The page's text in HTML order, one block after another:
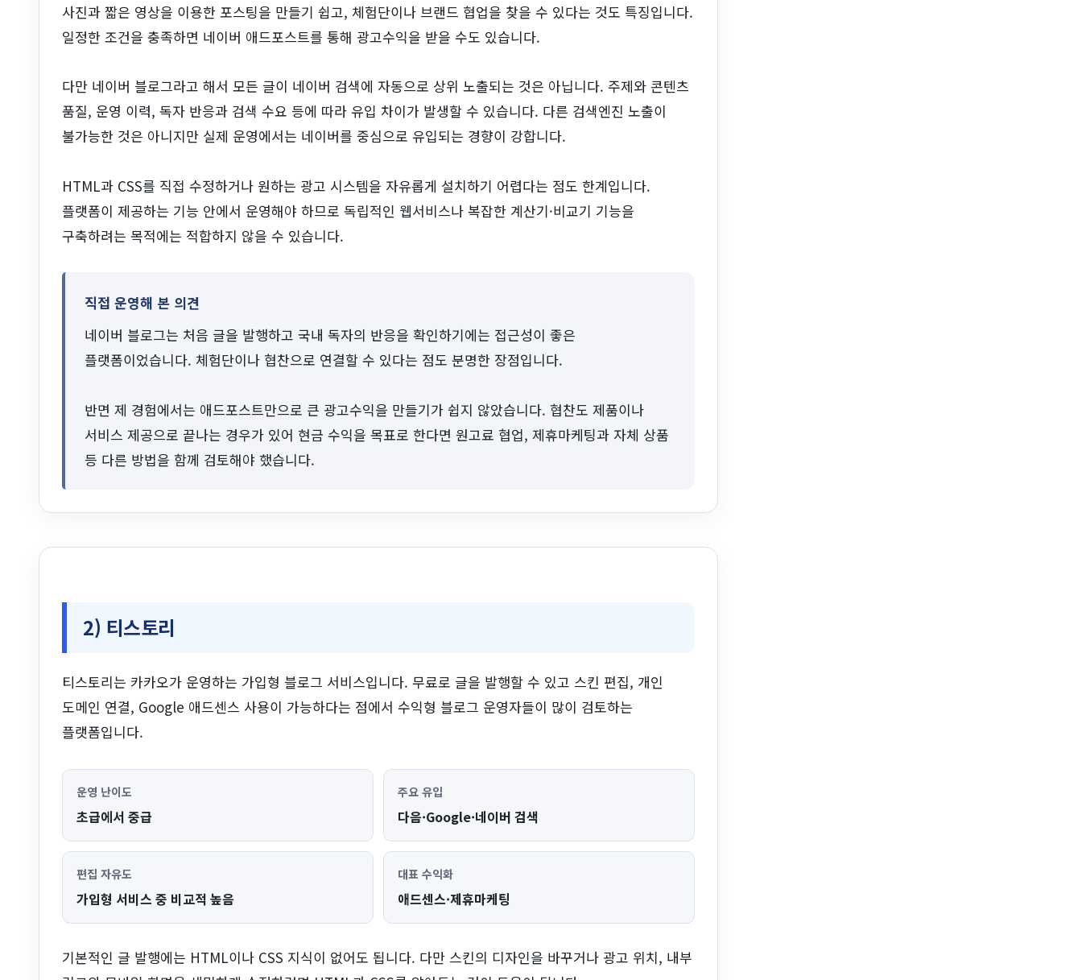
사진과 짧은 영상을 이용한 포스팅을 만들기 쉽고, 체험단이나 브랜드 협업을 찾을 수 있다는 것도 특징입니다.
일정한 조건을 충족하면 네이버 애드포스트를 통해 광고수익을 받을 수도 있습니다.
다만 네이버 블로그라고 해서 모든 글이 네이버 검색에 자동으로 상위 노출되는 것은 아닙니다. 주제와 콘텐츠
품질, 운영 이력, 독자 반응과 검색 수요 등에 따라 유입 차이가 발생할 수 있습니다. 다른 검색엔진 노출이
불가능한 것은 아니지만 실제 운영에서는 네이버를 중심으로 유입되는 경향이 강합니다.
HTML과 CSS를 직접 수정하거나 원하는 광고 시스템을 자유롭게 설치하기 어렵다는 점도 한계입니다.
플랫폼이 제공하는 기능 안에서 운영해야 하므로 독립적인 웹서비스나 복잡한 계산기·비교기 기능을
구축하려는 목적에는 적합하지 않을 수 있습니다.
직접 운영해 본 의견
네이버 블로그는 처음 글을 발행하고 국내 독자의 반응을 확인하기에는 접근성이 좋은
플랫폼이었습니다. 체험단이나 협찬으로 연결할 수 있다는 점도 분명한 장점입니다.
반면 제 경험에서는 애드포스트만으로 큰 광고수익을 만들기가 쉽지 않았습니다. 협찬도 제품이나
서비스 제공으로 끝나는 경우가 있어 현금 수익을 목표로 한다면 원고료 협업, 제휴마케팅과 자체 상품
등 다른 방법을 함께 검토해야 했습니다.
2) 티스토리
티스토리는 카카오가 운영하는 가입형 블로그 서비스입니다. 무료로 글을 발행할 수 있고 스킨 편집, 개인
도메인 연결, Google 애드센스 사용이 가능하다는 점에서 수익형 블로그 운영자들이 많이 검토하는
플랫폼입니다.
운영 난이도
초급에서 중급
주요 유입
다음·Google·네이버 검색
편집 자유도
가입형 서비스 중 비교적 높음
대표 수익화
애드센스·제휴마케팅
기본적인 글 발행에는 HTML이나 CSS 지식이 없어도 됩니다. 다만 스킨의 디자인을 바꾸거나 광고 위치, 내부